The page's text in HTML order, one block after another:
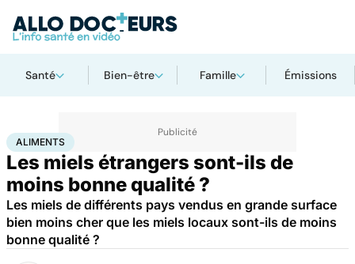
Santé Bien-être Famille Émissions
AccueilSantéAliments
ALIMENTS
Les miels étrangers sont-ils de
moins bonne qualité ?
Les miels de différents pays vendus en grande surface
bien moins cher que les miels locaux sont-ils de moins
bonne qualité ?